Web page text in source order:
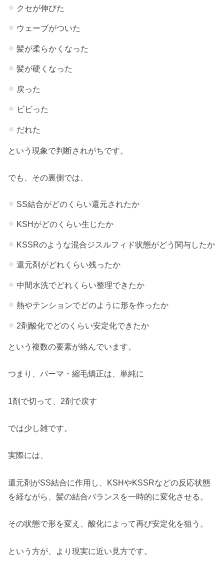
クセが伸びた
ウェーブがついた
髪が柔らかくなった
髪が硬くなった
戻った
ビビった
だれた
という現象で判断されがちです。
でも、その裏側では、
SS結合がどのくらい還元されたか
KSHがどのくらい生じたか
KSSRのような混合ジスルフィド状態がどう関与したか
還元剤がどれくらい残ったか
中間水洗でどれくらい整理できたか
熱やテンションでどのように形を作ったか
2剤酸化でどのくらい安定化できたか
という複数の要素が絡んでいます。
つまり、パーマ・縮毛矯正は、単純に
1剤で切って、2剤で戻す
では少し雑です。
実際には、
還元剤がSS結合に作用し、KSHやKSSRなどの反応状態
を経ながら、髪の結合バランスを一時的に変化させる。
その状態で形を変え、酸化によって再び安定化を狙う。
という方が、より現実に近い見方です。